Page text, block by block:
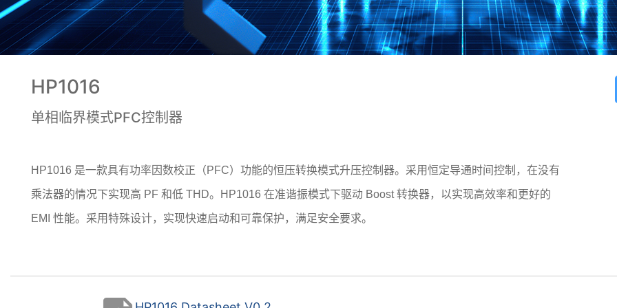
HP1016
单相临界模式PFC控制器
HP1016 是一款具有功率因数校正（PFC）功能的恒压转换模式升压控制器。采用恒定导通时间控制，在没有
乘法器的情况下实现高 PF 和低 THD。HP1016 在准谐振模式下驱动 Boost 转换器，以实现高效率和更好的
EMI 性能。采用特殊设计，实现快速启动和可靠保护，满足安全要求。